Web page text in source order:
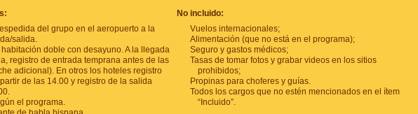
del grupo en el aeropuerto a la
salida.
doble con desayuno. A la llegada
registro de entrada temprana antes de las
adicional). En otros los hoteles registro
de las 14.00 y registro de la salida
el programa.
No incluido:
Vuelos internacionales;
Alimentación (que no está en el programa);
Seguro y gastos médicos;
Tasas de tomar fotos y grabar videos en los sitios
prohibidos;
Propinas para choferes y guías.
Todos los cargos que no estén mencionados en el ítem
“Incluido”.